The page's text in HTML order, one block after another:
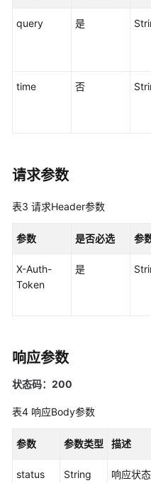
参
参
问
题
频
助
更
多
文
户
query 是
time 否
请求参数
表3 请求Header参数
参数 是否必选 参
X-Auth-
Token
是
响应参数
状态码：200
表4 响应Body参数
参数 参数类型 描述
status String 响应状态